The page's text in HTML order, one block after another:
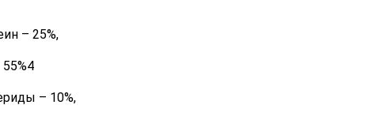
– 25%,
– 10%,